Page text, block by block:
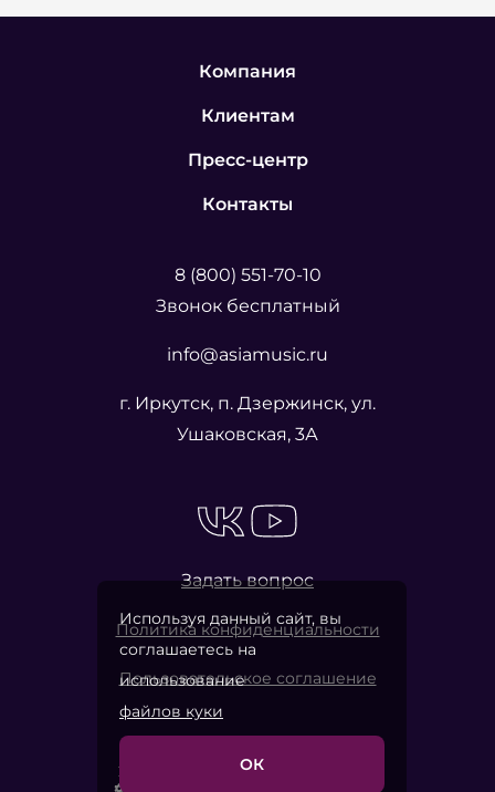
Компания
Клиентам
Пресс-центр
Контакты
8 (800) 551-70-10
Звонок бесплатный
info@asiamusic.ru
г. Иркутск, п. Дзержинск, ул.
Ушаковская, 3А
Задать вопрос
Политика конфиденциальности
Пользовательское соглашение
2026 © «Азия Мьюзик Компани»
Используя данный сайт, вы
соглашаетесь на
использование
файлов куки
ОК